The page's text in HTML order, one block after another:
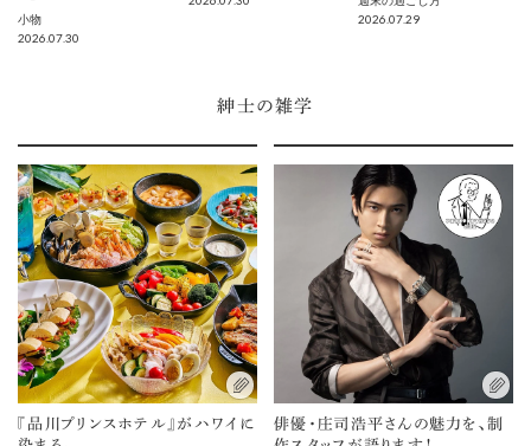
小物
2026.07.30
2026.07.29
紳士の雑学
『品川プリンスホテル』がハワイに
俳優・庄司浩平さんの魅力を、制